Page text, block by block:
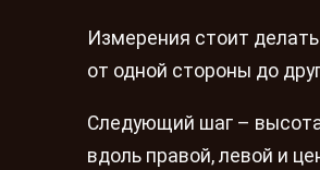
Измерения стоит
от одной стороны до
Следующий шаг –
вдоль правой, левой и